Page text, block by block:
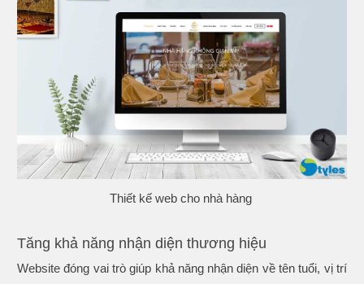
Thiết kế web cho nhà hàng
Tăng khả năng nhận diện thương hiệu
Website đóng vai trò giúp khả năng nhận diện về tên tuổi, vị trí